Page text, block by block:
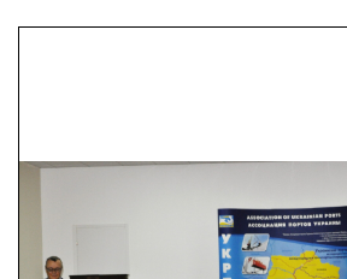
економіко-
досліджень
Національної
Наук України